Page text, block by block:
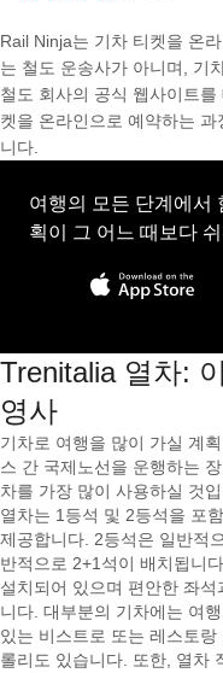
Rail Ninja는 기차 티켓을 온
는 철도 운송사가 아니며, 기
철도 회사의 공식 웹사이트
켓을 온라인으로 예약하는
니다.
여행의 모든 단계에서
획이 그 어느 때보다
Trenitalia 열차:
영사
기차로 여행을 많이 가실 계
스 간 국제노선을 운행하는
차를 가장 많이 사용하실 것
열차는 1등석 및 2등석을 포
제공합니다. 2등석은 일반적
반적으로 2+1석이 배치됩니
설치되어 있으며 편안한 좌
니다. 대부분의 기차에는 여
있는 비스트로 또는 레스토
롤리도 있습니다. 또한, 열차